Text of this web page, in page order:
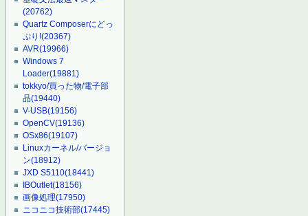
(20762)
Quartz Composerにどっ
ぷり!(20367)
AVR(19966)
Windows 7
Loader(19881)
tokkyo/買った物/電子部
品(19440)
V-USB(19156)
OpenCV(19136)
OSx86(19107)
Linuxカーネル/バージョ
ン(18912)
JXD S5110(18441)
IBOutlet(18156)
画像処理(17950)
ニコニコ技術部(17445)